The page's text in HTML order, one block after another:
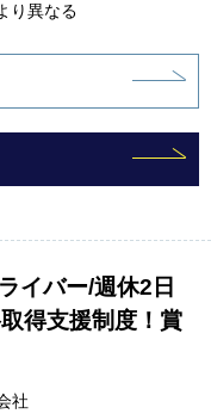
り異なる
イバー/週休2日
得支援制度！賞